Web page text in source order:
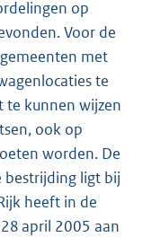
op
Voor de
met
te
te kunnen wijzen
ook op
worden. De
ligt bij
heeft in de
april 2005 aan